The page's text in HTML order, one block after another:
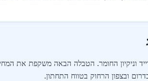
בישראל ב-2026 נקבע לפי סוג הגרייד וניקיון החומר. הטבלה הבאה
ובצפון הרחוק בטווח התחתון.